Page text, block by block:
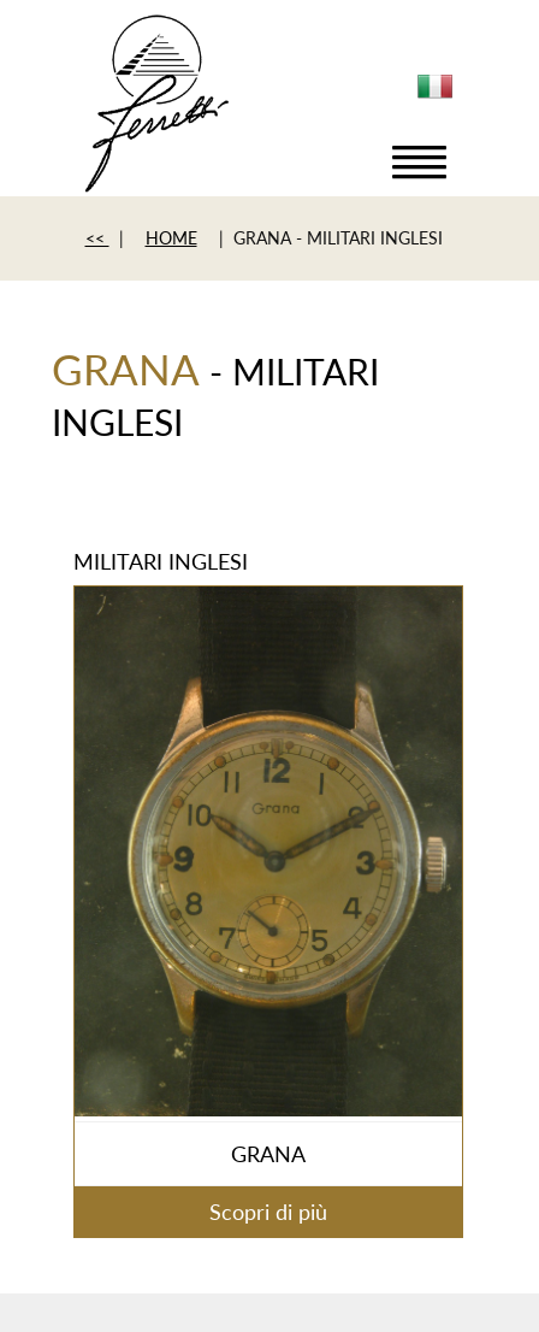
<< | HOME | GRANA - MILITARI INGLESI
GRANA - MILITARI
INGLESI
MILITARI INGLESI
GRANA
Scopri di più